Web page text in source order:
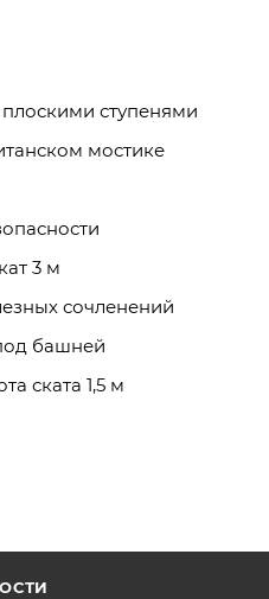
ступенями
мостике
3 м
сочленений
башней
ската 1,5 м